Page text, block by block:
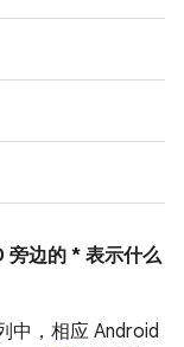
边的 * 表示什么
中，相应 Android